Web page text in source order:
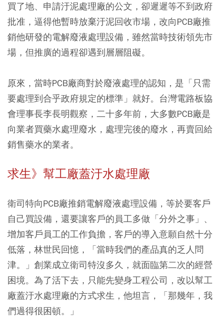
買了地、申請汙泥處理廠的公文，卻遲遲等不到政府
批准，逼得他暫時放棄汙泥回收市場，改向PCB廠推
銷他研發的電解廢液處理設備，雖然當時技術領先市
場，但推廣的過程卻遇到層層阻礙。
原來，當時PCB廠商對於廢液處理的認知，是「只需
要處理到合乎政府規定的標準」就好。台灣電路板協
會理事長李長明觀察，二十多年前，大多數PCB廠是
向業者買藥水處理廢水，處理完後的廢水，再賣回給
銷售藥水的業者。
求生》幫工廠蓋汙水處理廠
衛司特向PCB廠推銷電解廢液處理設備，等於要客戶
自己買設備，還要讓客戶的員工多做「分外之事」、
增加客戶員工的工作負擔，客戶的導入意願自然十分
低落，林世民回憶，「當時我們的產品真的乏人問
津。」創業成立衛司特沒多久，就面臨第二次的經營
困境。為了活下去，只能先變身工程公司，改以幫工
廠蓋汙水處理廠的方式求生，他坦言，「那幾年，我
們過得很困頓。」